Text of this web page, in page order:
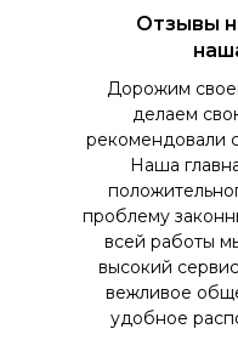
Дорожим
делаем
рекомендовали
Наша
проблему
всей работы
высокий
вежливое
удобное
Отзывы